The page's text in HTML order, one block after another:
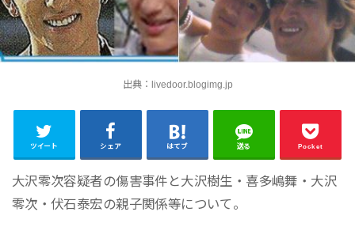
出典：livedoor.blogimg.jp
ツイート シェア はてブ 送る Pocket
大沢零次容疑者の傷害事件と大沢樹生・喜多嶋舞・大沢
零次・伏石泰宏の親子関係等について。